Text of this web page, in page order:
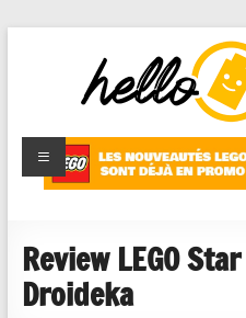
HelloBricks
Blog LEGO,
nouveaut�s
reviews
Review LEGO
Droideka